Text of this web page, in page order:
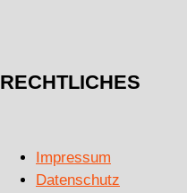
RECHTLICHES
Impressum
Datenschutz